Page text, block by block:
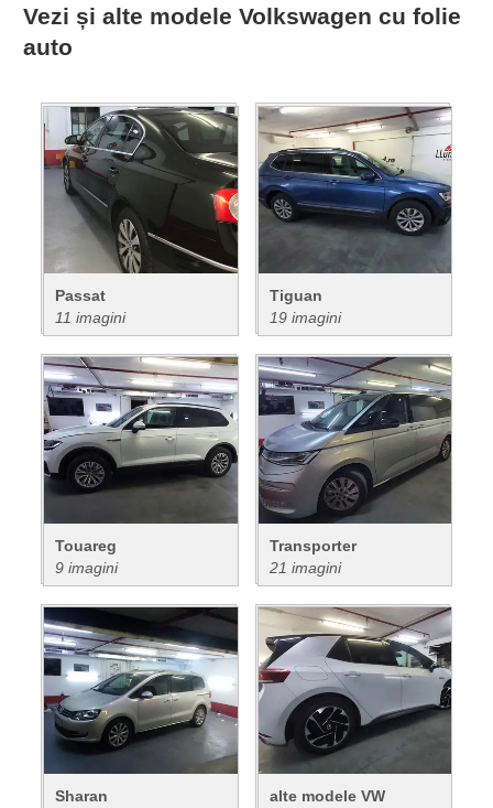
Vezi și alte modele Volkswagen cu folie
auto
Passat
11 imagini
Tiguan
19 imagini
Touareg
9 imagini
Transporter
21 imagini
Sharan
alte modele VW